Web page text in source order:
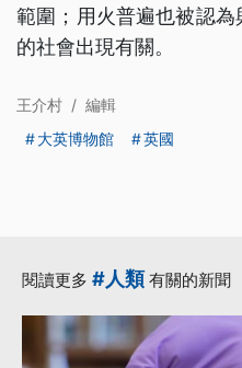
範圍；用火普遍也被認
的社會出現有關。
王介村 / 編輯
大英博物館
英國
閱讀更多 #人類 有關的新聞